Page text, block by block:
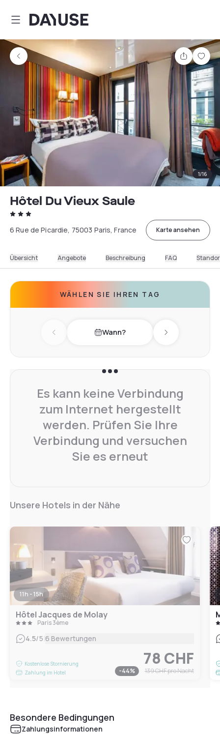
Dayuse
Teilen
1/16
Hôtel Du Vieux Saule
6 Rue de Picardie, 75003 Paris, France Karte ansehen
Übersicht Angebote Beschreibung FAQ
WÄHLEN SIE IHREN TAG
Previous day Wann? Next day
Es kann keine Verbindung
zum Internet hergestellt
werden. Prüfen Sie Ihre
Verbindung und versuchen
Sie es erneut
Unsere Hotels in der Nähe
11h - 15h
Hôtel Jacques de Molay
Paris 3ème
4.5/5 6 Bewertungen
Kostenlose Stornierung
Zahlung im Hotel
78 CHF
-44% 139 CHFpro Nacht
Besondere Bedingungen
Zahlungsinformationen